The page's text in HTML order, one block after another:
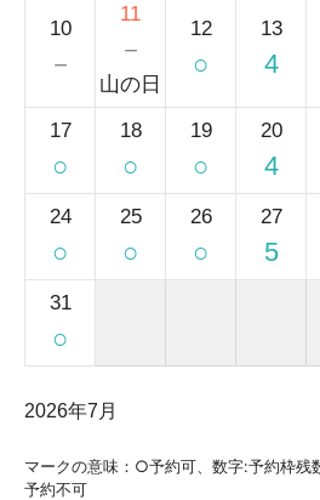
10
－
11
－
山の日
12
○
13
4
17
○
18
○
19
○
20
4
24
○
25
○
26
○
27
5
31
○
2026年7月
マークの意味：○予約可、数字:予約枠残
予約不可